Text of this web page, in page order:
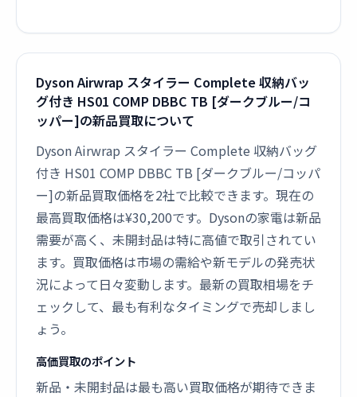
Dyson Airwrap スタイラー Complete 収納バッ
グ付き HS01 COMP DBBC TB [ダークブルー/コ
ッパー]の新品買取について
Dyson Airwrap スタイラー Complete 収納バッグ
付き HS01 COMP DBBC TB [ダークブルー/コッパ
ー]の新品買取価格を2社で比較できます。現在の
最高買取価格は¥30,200です。Dysonの家電は新品
需要が高く、未開封品は特に高値で取引されてい
ます。買取価格は市場の需給や新モデルの発売状
況によって日々変動します。最新の買取相場をチ
ェックして、最も有利なタイミングで売却しまし
ょう。
高価買取のポイント
新品・未開封品は最も高い買取価格が期待できま